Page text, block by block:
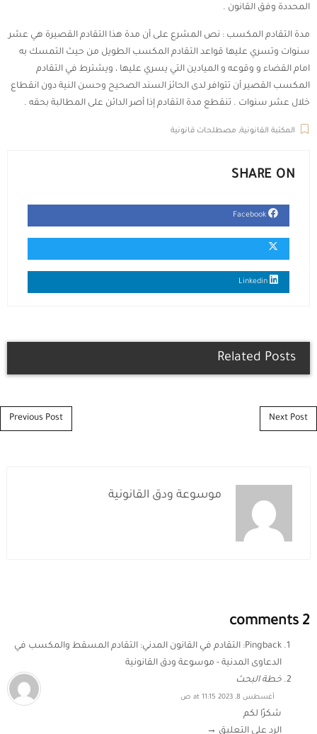
المحددة وفق القانون .
مدة التقادم المكسب : نص المشرع على أن مدة هذا التقادم القصيرة هي عشر
سنوات وتسري عليها قواعد التقادم المكسب الطويل من حيث التمسك به
امام القضاء و وقوعه و الميادين التي يسري عليها ، ويشترط في التقادم
المكسب القصير أن تتوافر لدى الحائز السند الصحيح وحسن النية دون انقطاع
خلال عشر سنوات . تنقطع مدة التقادم إذا أصر الدائن على المطالبة بحقه .
المكتبة القانونية, مصطلحات قانونية
SHARE ON
Related Posts
Post navigation
Previous Post Next Post
موسوعة ودق القانونية
2 comments
Pingback: التقادم في القانون المدني: التقادم المسقط والمكسب في
الدعاوى المدنية - موسوعة ودق القانونية
خطة البحث
أغسطس 8, 2023 at 11:15 ص
شكرًا لكم
الرد على التعليق →